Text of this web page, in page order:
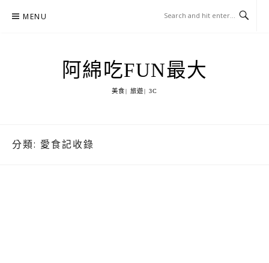
MENU
阿綿吃FUN最大
美食| 旅遊| 3C
分類: 愛食記收錄